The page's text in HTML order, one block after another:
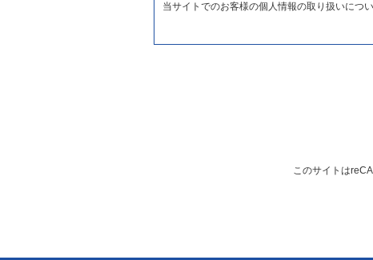
当サイトでのお客様の個人情報の取り扱いについ
このサイトは